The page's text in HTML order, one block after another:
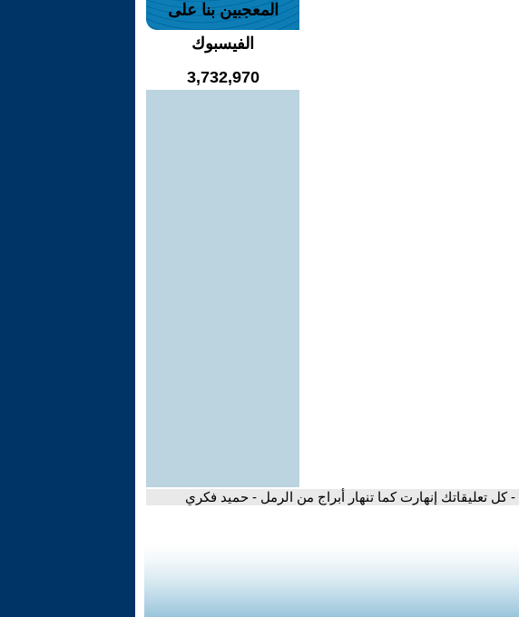
المعجبين بنا على
الفيسبوك
3,732,970
- كل تعليقاتك إنهارت كما تنهار أبراج من الرمل - حميد فكري